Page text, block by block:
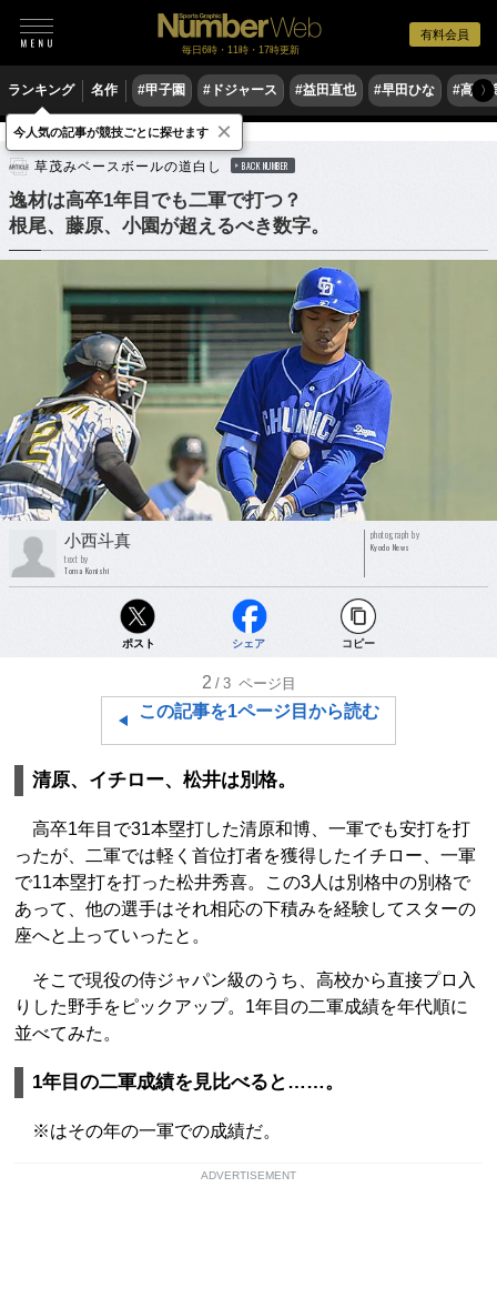
有料会員
毎日6時・11時・17時更新
ランキング 名作 #甲子園 #ドジャース #益田直也 #早田ひな #高木
〉
野球 プロ野球
草茂みベースボールの道白し BACK NUMBER
逸材は高卒1年目でも二軍で打つ？
根尾、藤原、小園が超えるべき数字。
小西斗真
text by
Toma Konishi
photograph by
Kyodo News
ポスト シェア コピー
2 /3 ページ目
この記事を1ページ目から読む
清原、イチロー、松井は別格。
高卒1年目で31本塁打した清原和博、一軍でも安打を打
ったが、二軍では軽く首位打者を獲得したイチロー、一軍
で11本塁打を打った松井秀喜。この3人は別格中の別格で
あって、他の選手はそれ相応の下積みを経験してスターの
座へと上っていったと。
そこで現役の侍ジャパン級のうち、高校から直接プロ入
りした野手をピックアップ。1年目の二軍成績を年代順に
並べてみた。
1年目の二軍成績を見比べると……。
※はその年の一軍での成績だ。
ADVERTISEMENT
今人気の記事が競技ごとに探せます ×